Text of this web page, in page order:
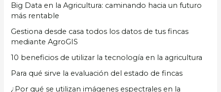
p
o
r
Big Data en la Agricultura: caminando hacia un futuro
más rentable
Gestiona desde casa todos los datos de tus fincas
mediante AgroGIS
10 beneficios de utilizar la tecnología en la agricultura
Para qué sirve la evaluación del estado de fincas
¿Por qué se utilizan imágenes espectrales en la